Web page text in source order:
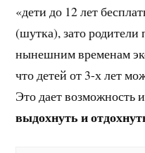
«дети до 12 лет
(шутка), зато
нынешним временам
что детей от 3-х лет
Это дает возможность
выдохнуть и